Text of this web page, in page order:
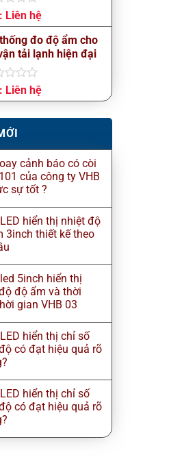
Liên hệ
đo độ ẩm cho
tải lạnh hiện đại
Liên hệ
cảnh báo có còi
của công ty VHB
sự tốt ?
hiển thị nhiệt độ
3inch thiết kế theo
5inch hiển thị
độ ẩm và thời
gian VHB 03
hiển thị chỉ số
có đạt hiệu quả rõ
hiển thị chỉ số
có đạt hiệu quả rõ